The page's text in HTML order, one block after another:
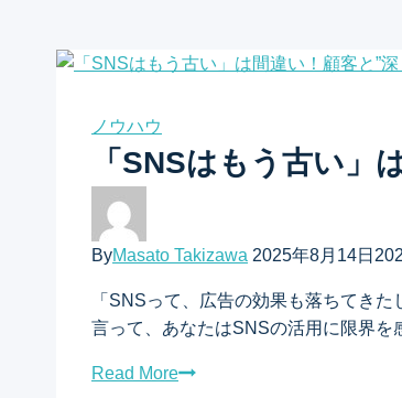
ノウハウ
「SNSはもう古い」
ByMasato Takizawa 2025年8月14日
「SNSって、広告の効果も落ちてき
言って、あなたはSNSの活用に限界
Read More